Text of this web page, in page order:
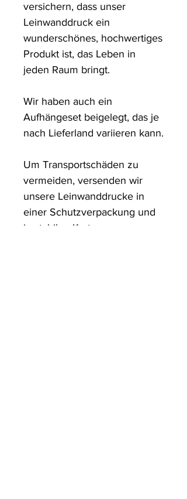
versichern, dass unser
Leinwanddruck ein
wunderschönes, hochwertiges
Produkt ist, das Leben in
jeden Raum bringt.
Wir haben auch ein
Aufhängeset beigelegt, das je
nach Lieferland variieren kann.
Um Transportschäden zu
vermeiden, versenden wir
unsere Leinwanddrucke in
einer Schutzverpackung und
in stabilen Kartons.